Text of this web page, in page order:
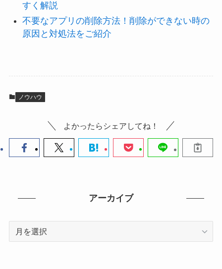
すく解説
不要なアプリの削除方法！削除ができない時の
原因と対処法をご紹介
ノウハウ
よかったらシェアしてね！
アーカイブ